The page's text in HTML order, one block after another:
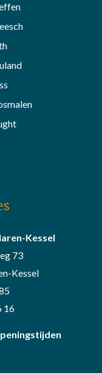
Kessel
73
Kessel
16